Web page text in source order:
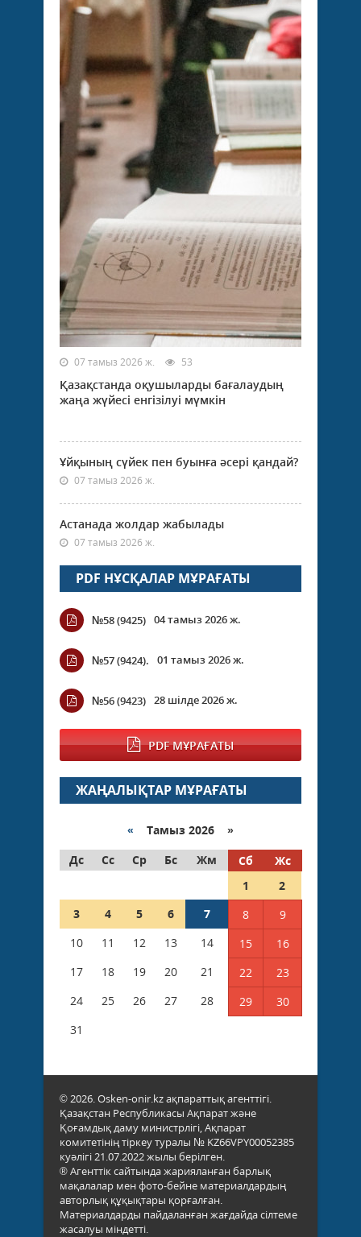
07 тамыз 2026 ж. 53
Қазақстанда оқушыларды бағалаудың
жаңа жүйесі енгізілуі мүмкін
Ұйқының сүйек пен буынға әсері қандай?
07 тамыз 2026 ж.
Астанада жолдар жабылады
07 тамыз 2026 ж.
PDF НҰСҚАЛАР МҰРАҒАТЫ
№58 (9425) 04 тамыз 2026 ж.
№57 (9424). 01 тамыз 2026 ж.
№56 (9423) 28 шілде 2026 ж.
PDF МҰРАҒАТЫ
ЖАҢАЛЫҚТАР МҰРАҒАТЫ
« Тамыз 2026 »
Дс
Сс Ср Бс Жм Сб
Жс
1
2
3
4 5 6 7 8
9
10
11 12 13 14 15
16
17
18 19 20 21 22
23
24
25 26 27 28 29
30
31
© 2026. Osken-onir.kz ақпараттық агенттігі.
Қазақстан Республикасы Ақпарат және
Қоғамдық даму министрлігі, Ақпарат
комитетінің тіркеу туралы № KZ66VPY00052385
куәлігі 21.07.2022 жылы берілген.
® Агенттік сайтында жарияланған барлық
мақалалар мен фото-бейне материалдардың
авторлық құқықтары қорғалған.
Материалдарды пайдаланған жағдайда сілтеме
жасалуы міндетті.